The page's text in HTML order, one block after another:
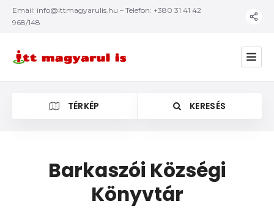
Email: info@ittmagyarulis.hu – Telefon: +380 31 41 42
968/148
TÉRKÉP KERESÉS
Barkaszói Községi
Könyvtár